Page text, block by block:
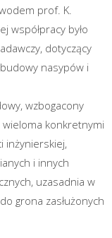
prof. K.
współpracy było
dotyczący
nasypów i
wzbogacony
konkretnymi
inżynierskiej,
i innych
uzasadnia w
grona zasłużonych